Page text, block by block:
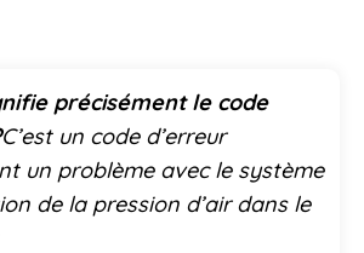
précisément le code
C’est un code d’erreur
un problème avec le système
de la pression d’air dans le